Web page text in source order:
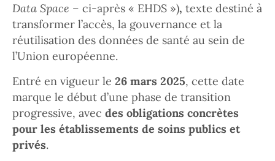
Data Space – ci-après « EHDS »), texte destiné à
transformer l’accès, la gouvernance et la
réutilisation des données de santé au sein de
l’Union européenne.
Entré en vigueur le 26 mars 2025, cette date
marque le début d’une phase de transition
progressive, avec des obligations concrètes
pour les établissements de soins publics et
privés.